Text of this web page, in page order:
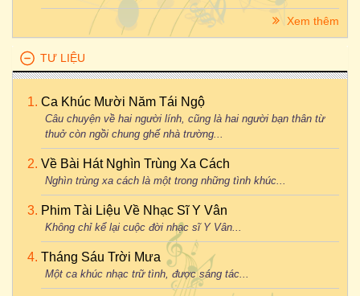
Xem thêm
TƯ LIỆU
Ca Khúc Mười Năm Tái Ngộ
Câu chuyện về hai người lính, cũng là hai người bạn thân từ
thuở còn ngồi chung ghế nhà trường...
Về Bài Hát Nghìn Trùng Xa Cách
Nghìn trùng xa cách là một trong những tình khúc...
Phim Tài Liệu Về Nhạc Sĩ Y Vân
Không chỉ kể lại cuộc đời nhạc sĩ Y Vân...
Tháng Sáu Trời Mưa
Một ca khúc nhạc trữ tình, được sáng tác...